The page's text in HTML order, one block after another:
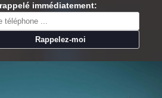
immédiatement: